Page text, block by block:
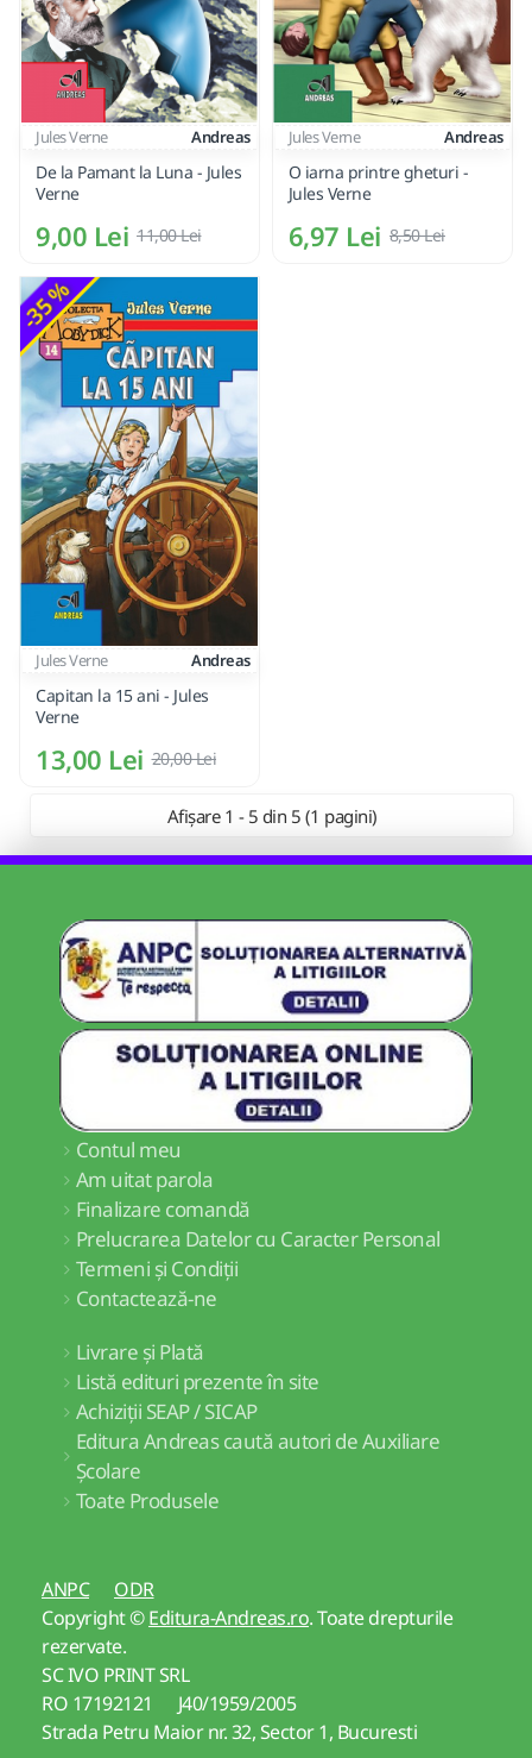
Jules Verne Andreas
De la Pamant la Luna - Jules
Verne
9,00 Lei 11,00 Lei
Jules Verne Andreas
O iarna printre gheturi -
Jules Verne
6,97 Lei 8,50 Lei
-35 %
Jules Verne Andreas
Capitan la 15 ani - Jules
Verne
13,00 Lei 20,00 Lei
Afișare 1 - 5 din 5 (1 pagini)
Contul meu
Am uitat parola
Finalizare comandă
Prelucrarea Datelor cu Caracter Personal
Termeni și Condiții
Contactează-ne
Livrare și Plată
Listă edituri prezente în site
Achiziții SEAP / SICAP
Editura Andreas caută autori de Auxiliare
Școlare
Toate Produsele
ANPC
ODR
Copyright ©Editura-Andreas.ro. Toate drepturile
rezervate.
SC IVO PRINT SRL
RO 17192121 J40/1959/2005
Strada Petru Maior nr. 32, Sector 1, Bucuresti